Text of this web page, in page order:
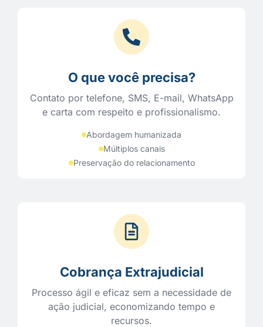
O que você precisa?
Contato por telefone, SMS, E-mail, WhatsApp
e carta com respeito e profissionalismo.
Abordagem humanizada
Múltiplos canais
Preservação do relacionamento
Cobrança Extrajudicial
Processo ágil e eficaz sem a necessidade de
ação judicial, economizando tempo e
recursos.